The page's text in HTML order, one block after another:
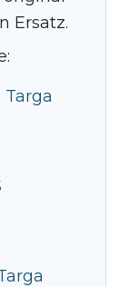
Ersatz.
Targa